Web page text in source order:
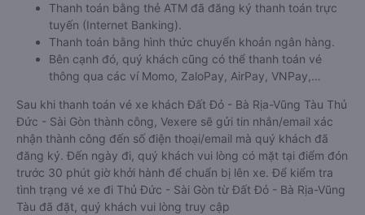
Thanh toán bằng thẻ ATM đã đăng ký thanh toán trực
tuyến (Internet Banking).
Thanh toán bằng hình thức chuyển khoản ngân hàng.
Bên cạnh đó, quý khách cũng có thể thanh toán vé
thông qua các ví Momo, ZaloPay, AirPay, VNPay,…
Sau khi thanh toán vé xe khách Đất Đỏ - Bà Rịa-Vũng Tàu Thủ
Đức - Sài Gòn thành công, Vexere sẽ gửi tin nhắn/email xác
nhận thành công đến số điện thoại/email mà quý khách đã
đăng ký. Đến ngày đi, quý khách vui lòng có mặt tại điểm đón
trước 30 phút giờ khởi hành để chuẩn bị lên xe. Để kiểm tra
tình trạng vé xe đi Thủ Đức - Sài Gòn từ Đất Đỏ - Bà Rịa-Vũng
Tàu đã đặt, quý khách vui lòng truy cập